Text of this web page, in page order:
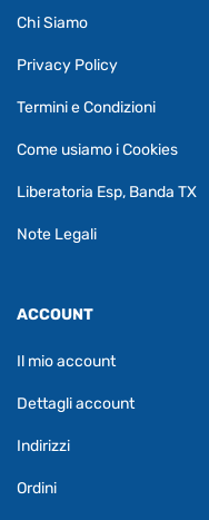
Chi Siamo
Privacy Policy
Termini e Condizioni
Come usiamo i Cookies
Liberatoria Esp, Banda TX
Note Legali
ACCOUNT
Il mio account
Dettagli account
Indirizzi
Ordini